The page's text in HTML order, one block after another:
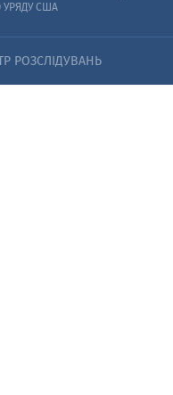
УРЯДУ США
РОЗСЛІДУВАНЬ